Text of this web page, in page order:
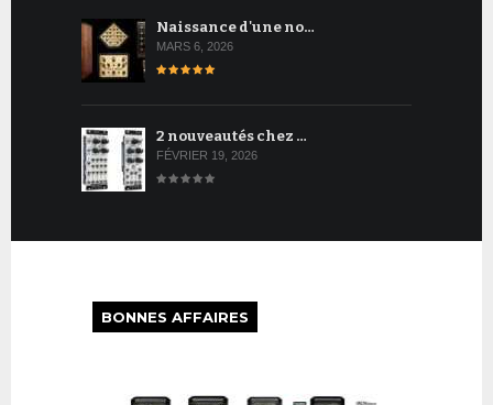
Naissance d'une no…
MARS 6, 2026
2 nouveautés chez …
FÉVRIER 19, 2026
BONNES AFFAIRES